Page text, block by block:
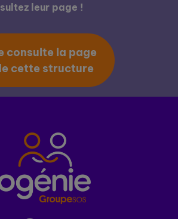
leur page !
consulte la page
cette structure